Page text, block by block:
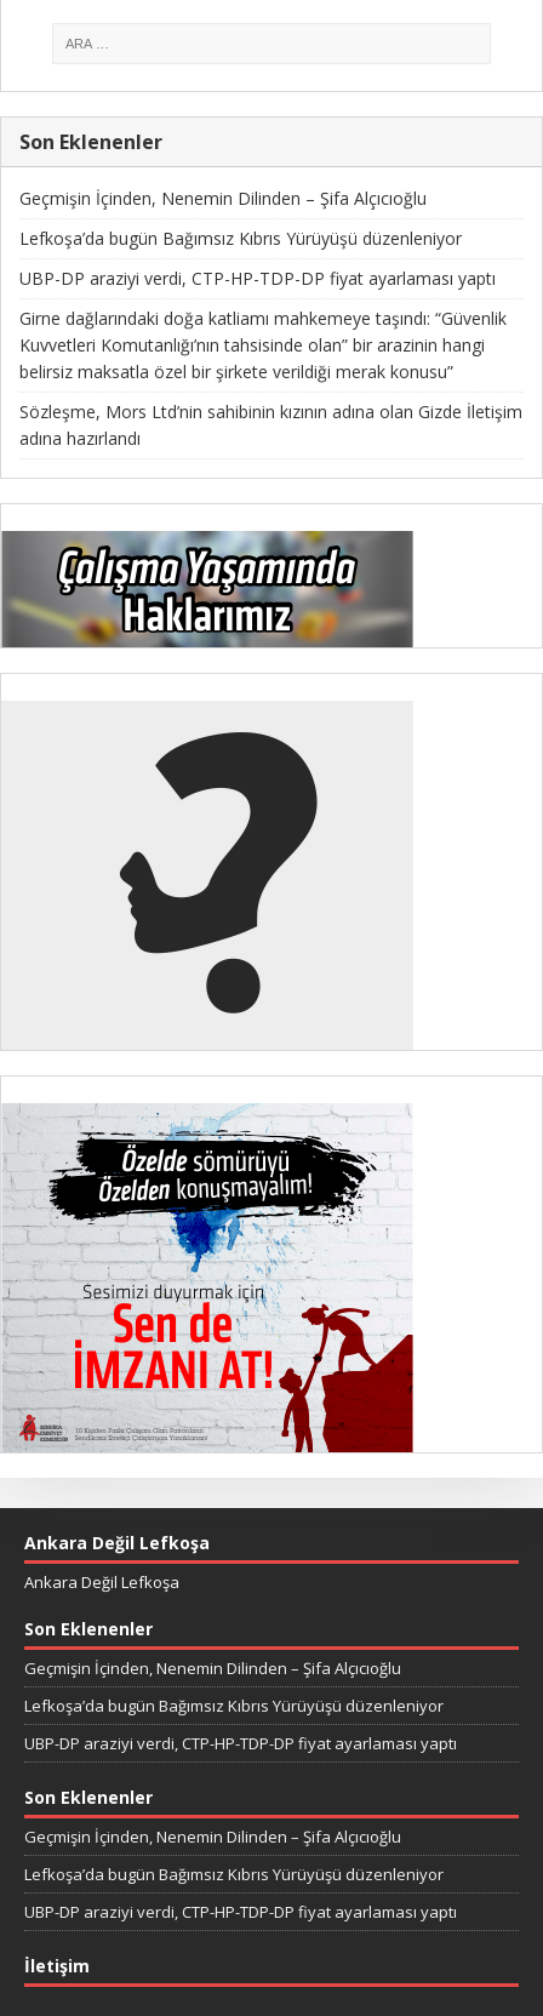
Son Eklenenler
Geçmişin İçinden, Nenemin Dilinden – Şifa Alçıcıoğlu
Lefkoşa’da bugün Bağımsız Kıbrıs Yürüyüşü düzenleniyor
UBP-DP araziyi verdi, CTP-HP-TDP-DP fiyat ayarlaması yaptı
Girne dağlarındaki doğa katliamı mahkemeye taşındı: “Güvenlik
Kuvvetleri Komutanlığı’nın tahsisinde olan” bir arazinin hangi
belirsiz maksatla özel bir şirkete verildiği merak konusu”
Sözleşme, Mors Ltd’nin sahibinin kızının adına olan Gizde İletişim
adına hazırlandı
Ankara Değil Lefkoşa
Ankara Değil Lefkoşa
Son Eklenenler
Geçmişin İçinden, Nenemin Dilinden – Şifa Alçıcıoğlu
Lefkoşa’da bugün Bağımsız Kıbrıs Yürüyüşü düzenleniyor
UBP-DP araziyi verdi, CTP-HP-TDP-DP fiyat ayarlaması yaptı
Son Eklenenler
Geçmişin İçinden, Nenemin Dilinden – Şifa Alçıcıoğlu
Lefkoşa’da bugün Bağımsız Kıbrıs Yürüyüşü düzenleniyor
UBP-DP araziyi verdi, CTP-HP-TDP-DP fiyat ayarlaması yaptı
İletişim